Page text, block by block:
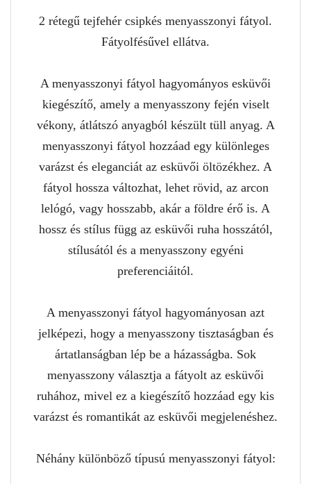
2 rétegű tejfehér csipkés menyasszonyi fátyol.
Fátyolfésűvel ellátva.
A menyasszonyi fátyol hagyományos esküvői
kiegészítő, amely a menyasszony fején viselt
vékony, átlátszó anyagból készült tüll anyag. A
menyasszonyi fátyol hozzáad egy különleges
varázst és eleganciát az esküvői öltözékhez. A
fátyol hossza változhat, lehet rövid, az arcon
lelógó, vagy hosszabb, akár a földre érő is. A
hossz és stílus függ az esküvői ruha hosszától,
stílusától és a menyasszony egyéni
preferenciáitól.
A menyasszonyi fátyol hagyományosan azt
jelképezi, hogy a menyasszony tisztaságban és
ártatlanságban lép be a házasságba. Sok
menyasszony választja a fátyolt az esküvői
ruhához, mivel ez a kiegészítő hozzáad egy kis
varázst és romantikát az esküvői megjelenéshez.
Néhány különböző típusú menyasszonyi fátyol: